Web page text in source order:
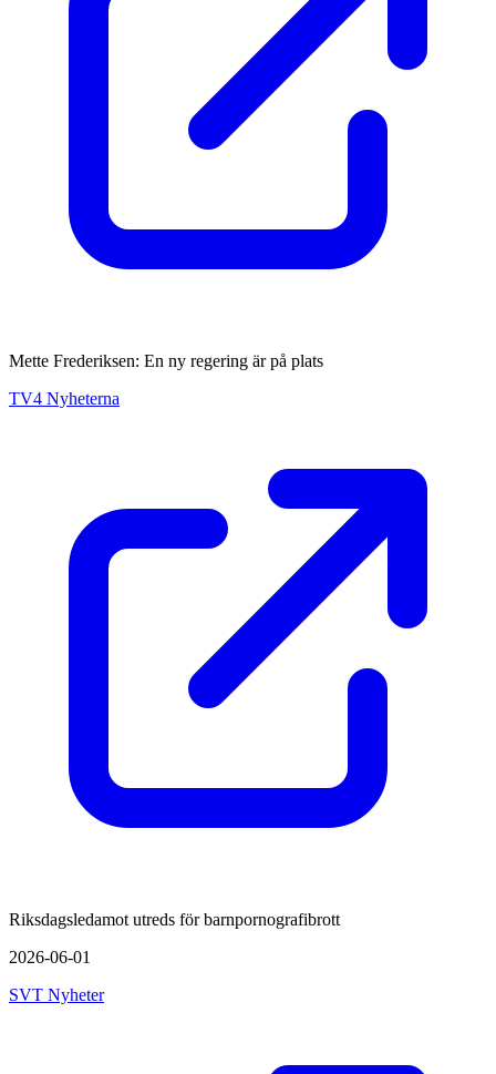
Mette Frederiksen: En ny regering är på plats
TV4 Nyheterna
Riksdagsledamot utreds för barnpornografibrott
2026-06-01
SVT Nyheter